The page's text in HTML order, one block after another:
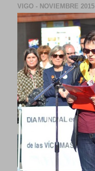
VIGO - NOVIEMBRE 2015